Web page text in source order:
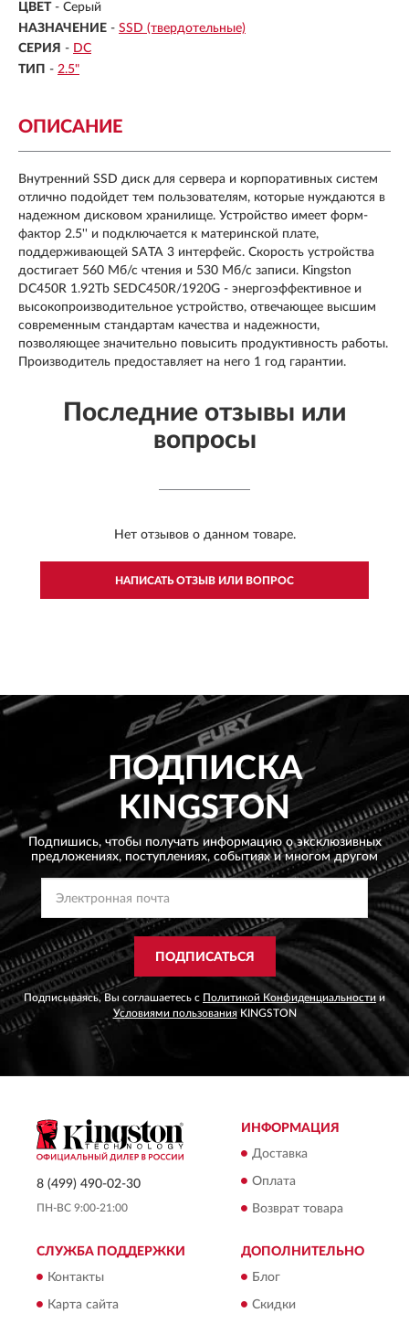
ЦВЕТ - Серый
НАЗНАЧЕНИЕ - SSD (твердотельные)
СЕРИЯ - DC
ТИП - 2.5"
ОПИСАНИЕ
Внутренний SSD диск для сервера и корпоративных систем
отлично подойдет тем пользователям, которые нуждаются в
надежном дисковом хранилище. Устройство имеет форм-
фактор 2.5'' и подключается к материнской плате,
поддерживающей SATA 3 интерфейс. Скорость устройства
достигает 560 Мб/с чтения и 530 Мб/с записи. Kingston
DC450R 1.92Tb SEDC450R/1920G - энергоэффективное и
высокопроизводительное устройство, отвечающее высшим
современным стандартам качества и надежности,
позволяющее значительно повысить продуктивность работы.
Производитель предоставляет на него 1 год гарантии.
Последние отзывы или
вопросы
Нет отзывов о данном товаре.
НАПИСАТЬ ОТЗЫВ ИЛИ ВОПРОС
ПОДПИСКА
KINGSTON
Подпишись, чтобы получать информацию о эксклюзивных
предложениях, поступлениях, событиях и многом другом
ПОДПИСАТЬСЯ
Подписываясь, Вы соглашаетесь с Политикой Конфиденциальности и
Условиями пользованияKINGSTON
8 (499) 490-02-30
ПН-ВС 9:00-21:00
ИНФОРМАЦИЯ
Доставка
Оплата
Возврат товара
СЛУЖБА ПОДДЕРЖКИ
Контакты
Карта сайта
ДОПОЛНИТЕЛЬНО
Блог
Скидки